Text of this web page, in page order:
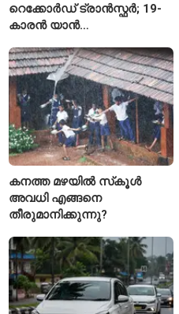
റെക്കോർഡ് ട്രാൻസ്ഫർ; 19-
കാരൻ യാൻ
സ്വന്തമാക്കി സ്പാനിഷ്
വമ്പന്മാർ
കനത്ത മഴയിൽ സ്‌കൂൾ
അവധി എങ്ങനെ
തീരുമാനിക്കുന്നു?